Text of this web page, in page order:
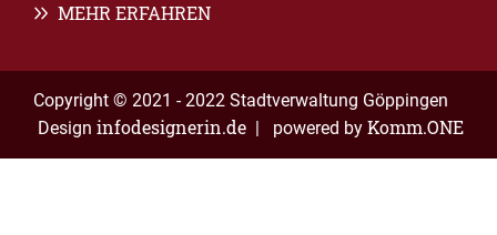
MEHR ERFAHREN
Copyright © 2021 - 2022 Stadtverwaltung Göppingen
Design infodesignerin.de | powered by Komm.ONE